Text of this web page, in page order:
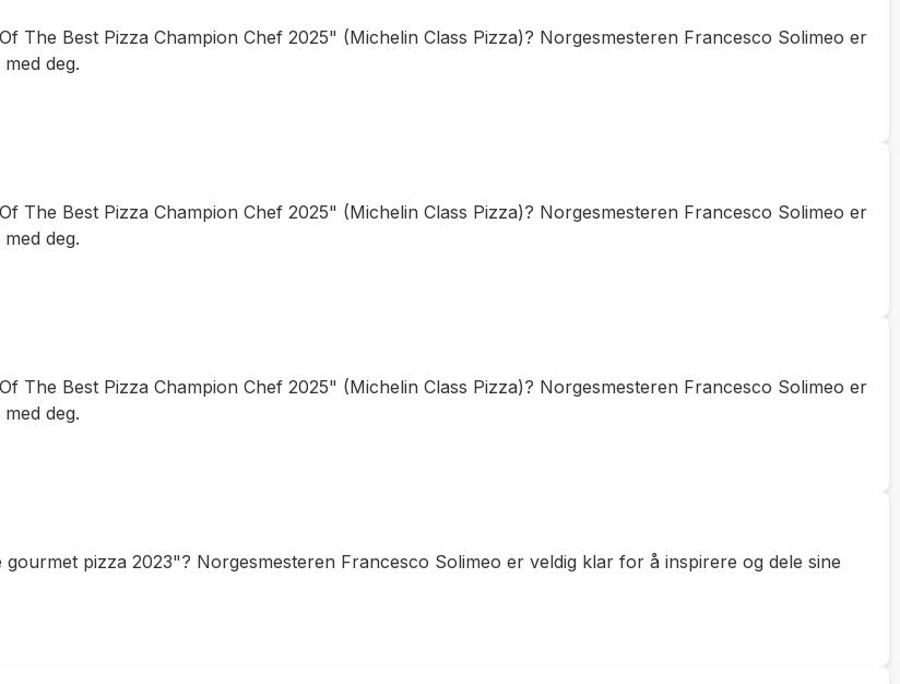
The Best Pizza Champion Chef 2025" (Michelin Class Pizza)? Norgesmesteren Francesco Solimeo er
deg.
The Best Pizza Champion Chef 2025" (Michelin Class Pizza)? Norgesmesteren Francesco Solimeo er
deg.
The Best Pizza Champion Chef 2025" (Michelin Class Pizza)? Norgesmesteren Francesco Solimeo er
deg.
pizza 2023"? Norgesmesteren Francesco Solimeo er veldig klar for å inspirere og dele sine